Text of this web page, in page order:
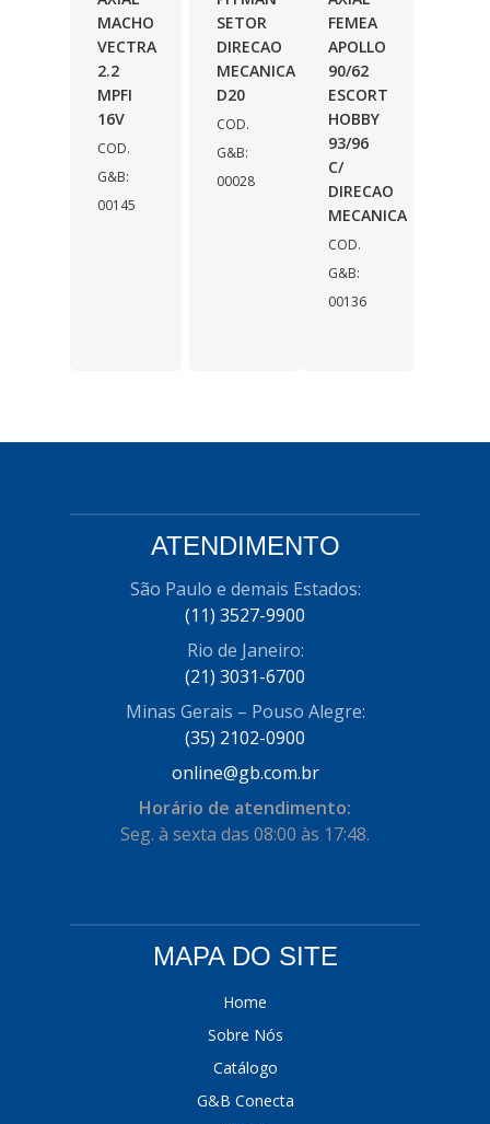
MACHO
VECTRA
2.2
MPFI
16V
COD.
G&B:
00145
SETOR
DIRECAO
MECANICA
D20
COD.
G&B:
00028
FEMEA
APOLLO
90/62
ESCORT
HOBBY
93/96
C/
DIRECAO
MECANICA
COD.
G&B:
00136
ATENDIMENTO
São Paulo e demais Estados:
(11) 3527-9900
Rio de Janeiro:
(21) 3031-6700
Minas Gerais – Pouso Alegre:
(35) 2102-0900
online@gb.com.br
Horário de atendimento:
Seg. à sexta das 08:00 às 17:48.
MAPA DO SITE
Home
Sobre Nós
Catálogo
G&B Conecta